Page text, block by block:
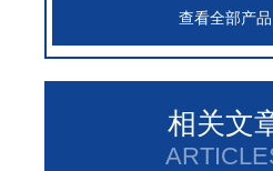
查看全部产品
相关文